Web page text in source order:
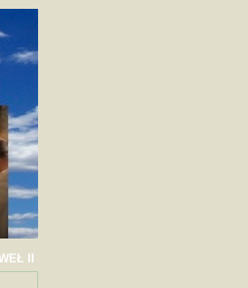
II